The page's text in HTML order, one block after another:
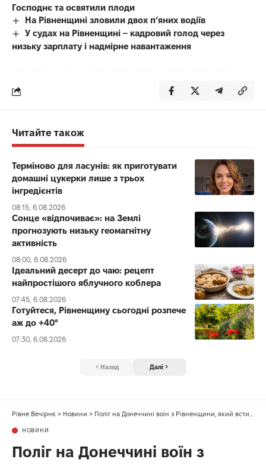
Господнє та освятили плоди
На Рівненщині зловили двох п’яних водіїв
У судах на Рівненщині – кадровий голод через
низьку зарплату і надмірне навантаження
Читайте також
Терміново для ласунів: як приготувати
домашні цукерки лише з трьох
інгредієнтів
08:15, 6.08.2026
Сонце «відпочиває»: на Землі
прогнозують низьку геомагнітну
активність
08:00, 6.08.2026
Ідеальний десерт до чаю: рецепт
найпростішого яблучного коблера
07:45, 6.08.2026
Готуйтеся, Рівненщину сьогодні розпече
аж до +40°
07:30, 6.08.2026
Назад Далі
Рівне Вечірнє > Новини > Поліг на Донеччині воїн з Рівненщини, який встиг повоювати зовсім мало часу
НОВИНИ
Поліг на Донеччині воїн з